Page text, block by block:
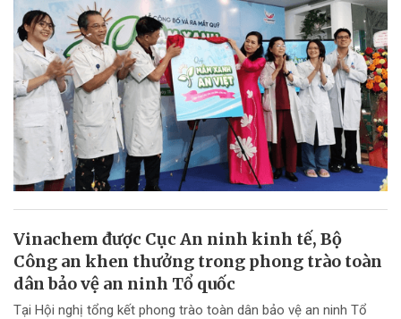
Vinachem được Cục An ninh kinh tế, Bộ
Công an khen thưởng trong phong trào toàn
dân bảo vệ an ninh Tổ quốc
Tại Hội nghị tổng kết phong trào toàn dân bảo vệ an ninh Tổ